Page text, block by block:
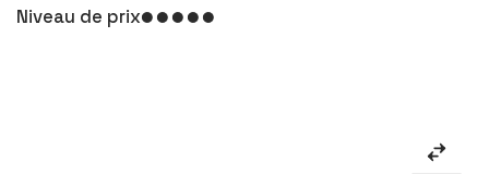
Niveau de prix